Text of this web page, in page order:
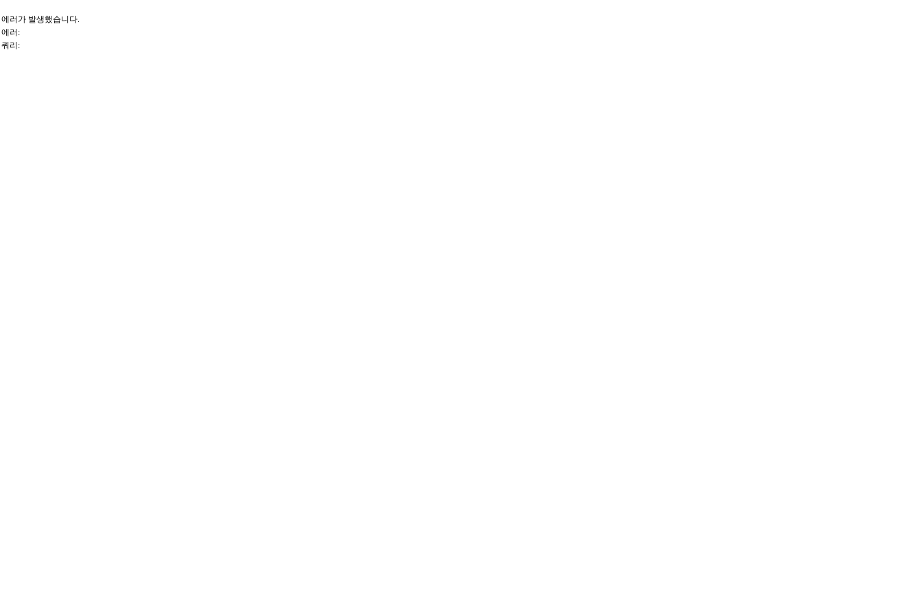
에러가 발생했습니다.
에러:
쿼리: